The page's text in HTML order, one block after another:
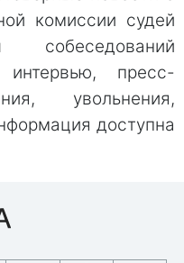
комиссии судей
собеседований
интервью, пресс-
увольнения,
доступна